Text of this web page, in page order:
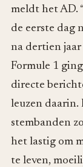
meldt het AD.
de eerste dag
na dertien
Formule 1
directe
leuzen daarin.
stembanden
het lastig om
te leven,